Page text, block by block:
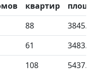
квартир
88
61
108